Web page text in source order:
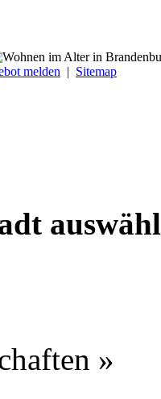
melden | Sitemap
»